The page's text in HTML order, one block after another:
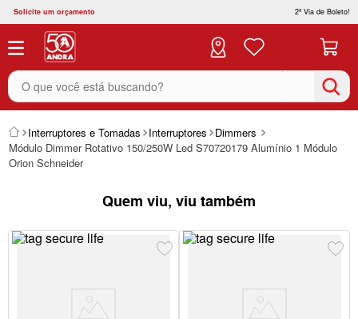
Solicite um orçamento 2ª Via de Boleto!
O que você está buscando?
Interruptores e Tomadas Interruptores
Dimmers
Módulo Dimmer Rotativo 150/250W Led S70720179 Alumínio 1 Módulo
Orion Schneider
Quem viu, viu também